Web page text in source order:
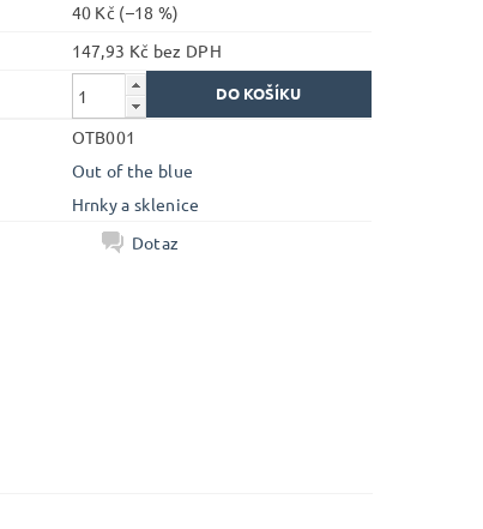
40 Kč (–18 %)
147,93 Kč bez DPH
OTB001
Out of the blue
Hrnky a sklenice
Dotaz